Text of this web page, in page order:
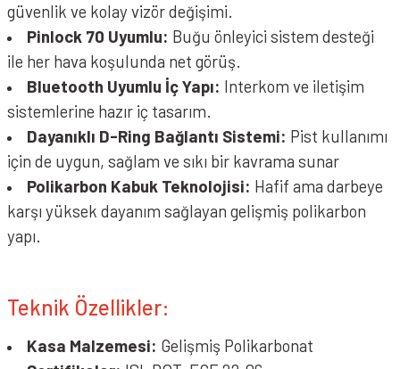
güvenlik ve kolay vizör değişimi.
Pinlock 70 Uyumlu: Buğu önleyici sistem desteği
ile her hava koşulunda net görüş.
Bluetooth Uyumlu İç Yapı: Interkom ve iletişim
sistemlerine hazır iç tasarım.
Dayanıklı D-Ring Bağlantı Sistemi: Pist kullanımı
için de uygun, sağlam ve sıkı bir kavrama sunar
Polikarbon Kabuk Teknolojisi: Hafif ama darbeye
karşı yüksek dayanım sağlayan gelişmiş polikarbon
yapı.
Teknik Özellikler:
Kasa Malzemesi: Gelişmiş Polikarbonat